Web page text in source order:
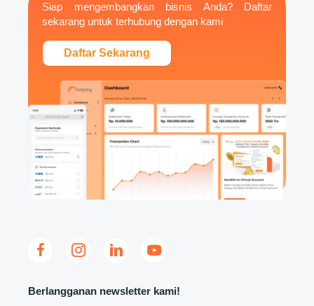
Siap mengembangkan bisnis Anda? Daftar
sekarang untuk terhubung dengan kami
Daftar Sekarang
Berlangganan newsletter kami!